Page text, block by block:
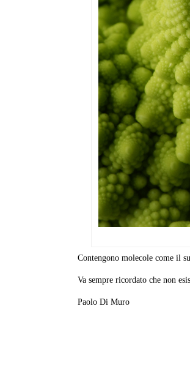
Contengono molecole come il
Va sempre ricordato che non
Paolo Di Muro